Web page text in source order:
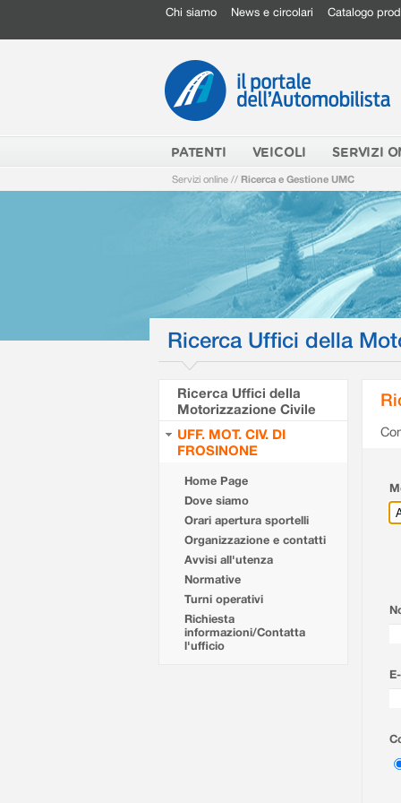
Chi siamo News e circolari Catalogo
PATENTI VEICOLI SERVIZI
Servizi online // Ricerca e Gestione UMC
Ricerca Uffici della
Ricerca Uffici della
Motorizzazione Civile
UFF. MOT. CIV. DI
FROSINONE
Home Page
Dove siamo
Orari apertura sportelli
Organizzazione e contatti
Avvisi all'utenza
Normative
Turni operativi
Richiesta
informazioni/Contatta
l'ufficio